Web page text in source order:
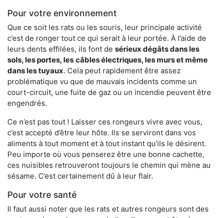
Pour votre environnement
Que ce soit les rats ou les souris, leur principale activité
c’est de ronger tout ce qui serait à leur portée. À l’aide de
leurs dents effilées, ils font de sérieux dégâts dans les
sols, les portes, les câbles électriques, les murs et même
dans les tuyaux. Cela peut rapidement être assez
problématique vu que de mauvais incidents comme un
court-circuit, une fuite de gaz ou un incendie peuvent être
engendrés.
Ce n’est pas tout ! Laisser ces rongeurs vivre avec vous,
c’est accepté d’être leur hôte. Ils se serviront dans vos
aliments à tout moment et à tout instant qu’ils le désirent.
Peu importe où vous penserez être une bonne cachette,
ces nuisibles retrouveront toujours le chemin qui mène au
sésame. C’est certainement dû à leur flair.
Pour votre santé
Il faut aussi noter que les rats et autres rongeurs sont des